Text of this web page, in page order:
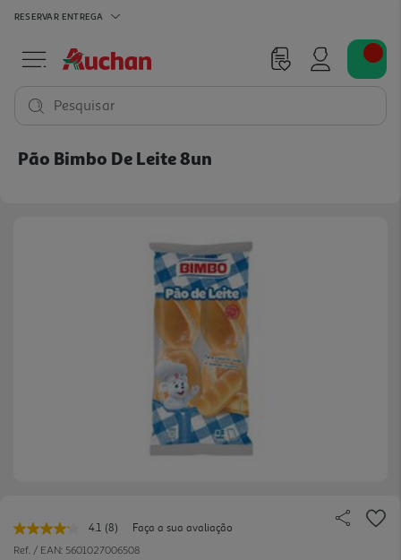
RESERVAR ENTREGA
Pesquisar
Pão Bimbo De Leite 8un
4.1 Leu
8
(8)
Faça a sua avaliação
Ref. / EAN: 5601027006508